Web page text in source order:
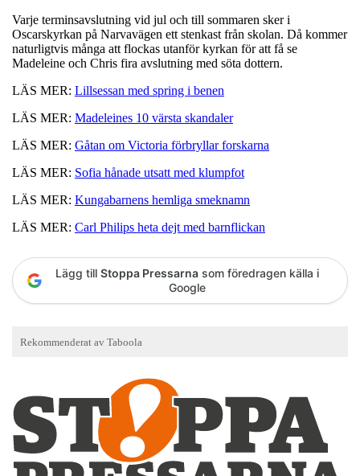
Varje terminsavslutning vid jul och till sommaren sker i
Oscarskyrkan på Narvavägen ett stenkast från skolan. Då kommer
naturligtvis många att flockas utanför kyrkan för att få se
Madeleine och Chris fira avslutning med söta dottern.
LÄS MER: Lillsessan med spring i benen
LÄS MER: Madeleines 10 värsta skandaler
LÄS MER: Gåtan om Victoria förbryllar forskarna
LÄS MER: Sofia hånade utsatt med klumpfot
LÄS MER: Kungabarnens hemliga smeknamn
LÄS MER: Carl Philips heta dejt med barnflickan
Lägg till Stoppa Pressarna som föredragen källa i
Google